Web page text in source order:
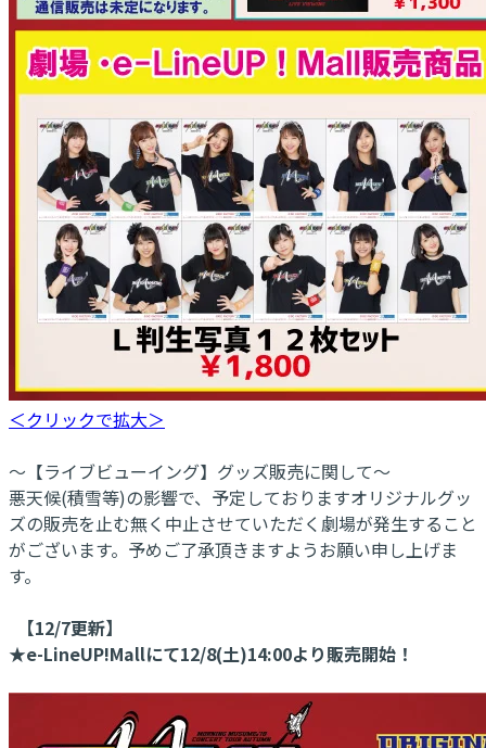
＜クリックで拡大＞
～【ライブビューイング】グッズ販売に関して～
悪天候(積雪等)の影響で、予定しておりますオリジナルグッ
ズの販売を止む無く中止させていただく劇場が発生すること
がございます。予めご了承頂きますようお願い申し上げま
す。
【12/7更新】
★e-LineUP!Mallにて12/8(土)14:00より販売開始！